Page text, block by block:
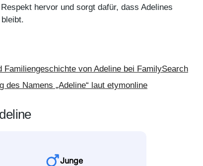
hervor und sorgt dafür, dass Adelines
Familiengeschichte von Adeline bei FamilySearch
des Namens „Adeline“ laut etymonline
Junge